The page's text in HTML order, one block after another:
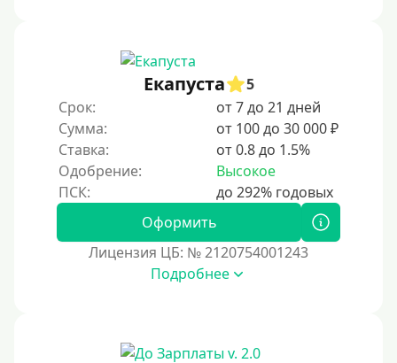
Под ПТС спецтехники
Под ПТС грузового автомобиля
Авто без ПТС
Цель
На Новый Год
Чтобы улучшить кредитную историю, важно
регулярно погашать долги, избегать просрочек и
контролировать кредитный рейтинг. Также полезно
использовать кредитные продукты ответственно и
Екапуста
5
Срок:
от 7 до 21 дней
Сумма:
от 100 до 30 000 ₽
Ставка:
от 0.8 до 1.5%
Одобрение:
Высокое
Оформить
Лицензия ЦБ: № 2120754001243
Подробнее